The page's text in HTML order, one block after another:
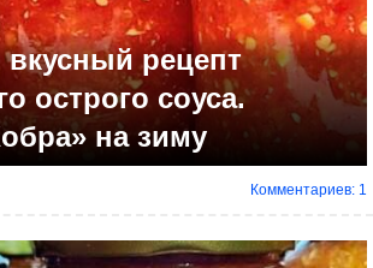
рецепт
острого соуса.
на зиму
Комментариев: 1